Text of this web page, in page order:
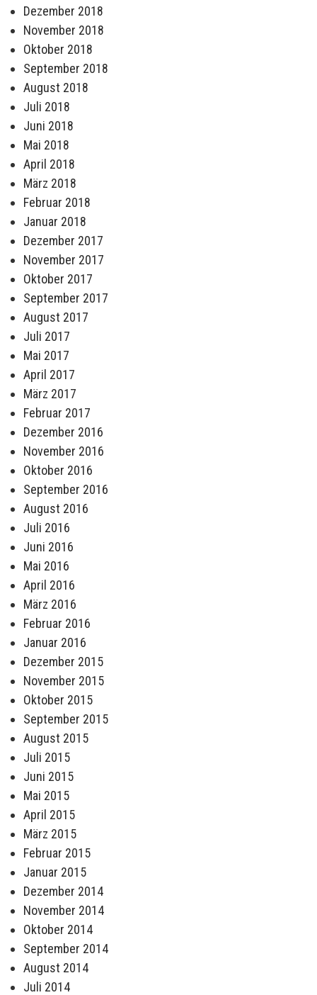
Dezember 2018
November 2018
Oktober 2018
September 2018
August 2018
Juli 2018
Juni 2018
Mai 2018
April 2018
März 2018
Februar 2018
Januar 2018
Dezember 2017
November 2017
Oktober 2017
September 2017
August 2017
Juli 2017
Mai 2017
April 2017
März 2017
Februar 2017
Dezember 2016
November 2016
Oktober 2016
September 2016
August 2016
Juli 2016
Juni 2016
Mai 2016
April 2016
März 2016
Februar 2016
Januar 2016
Dezember 2015
November 2015
Oktober 2015
September 2015
August 2015
Juli 2015
Juni 2015
Mai 2015
April 2015
März 2015
Februar 2015
Januar 2015
Dezember 2014
November 2014
Oktober 2014
September 2014
August 2014
Juli 2014